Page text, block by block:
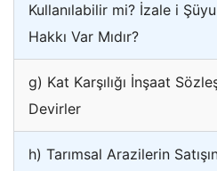
Kullanılabilir mi? İzale i
Hakkı Var Mıdır?
g) Kat Karşılığı İnşaat
Devirler
h) Tarımsal Arazilerin